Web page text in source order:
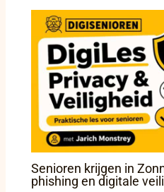
Senioren krijgen in
phishing en digitale